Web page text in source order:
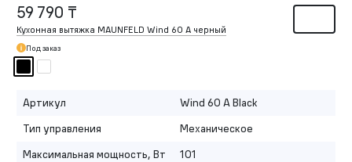
59 790 ₸
Кухонная вытяжка MAUNFELD Wind 60 A черный
Под заказ
Артикул
Wind 60 A Black
Тип управления
Механическое
Максимальная мощность, Вт
101